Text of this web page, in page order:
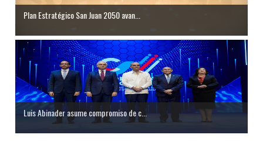
Plan Estratégico San Juan 2050 avan...
Luis Abinader asume compromiso de c...